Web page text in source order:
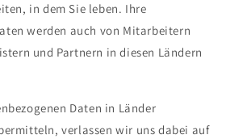
in dem Sie leben. Ihre
werden auch von Mitarbeitern
und Partnern in diesen Ländern
Daten in Länder
verlassen wir uns dabei auf